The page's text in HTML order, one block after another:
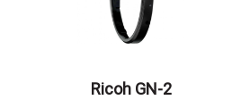
Ricoh GN-2